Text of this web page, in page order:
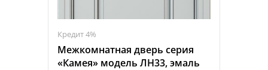
Кредит 4%
Межкомнатная дверь серия
«Камея» модель ЛН33, эмаль